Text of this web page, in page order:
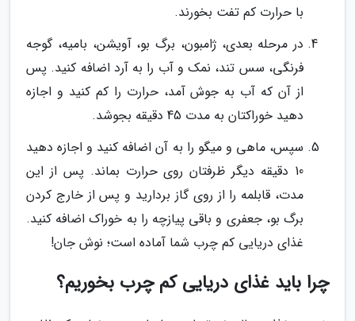
با حرارت کم تفت بخورند.
در مرحله بعدی، ژامبون، برگ بو، آویشن، بامیه، گوجه
فرنگی، سس تند، نمک و آب را به آرد اضافه کنید. پس
از آن که آب به جوش آمد، حرارت را کم کنید و اجازه
دهید خوراکتان به مدت 45 دقیقه بجوشد.
سپس، ماهی و میگو را به آن اضافه کنید و اجازه دهید
10 دقیقه دیگر ظرفتان روی حرارت بماند. پس از این
مدت، قابلمه را از روی گاز بردارید و پس از خارج کردن
برگ بو، جعفری و باقی پیازچه را به خوراک اضافه کنید.
غذای دریایی کم چرب شما آماده است؛ نوش جان!
چرا باید غذای دریایی کم چرب بخوریم؟